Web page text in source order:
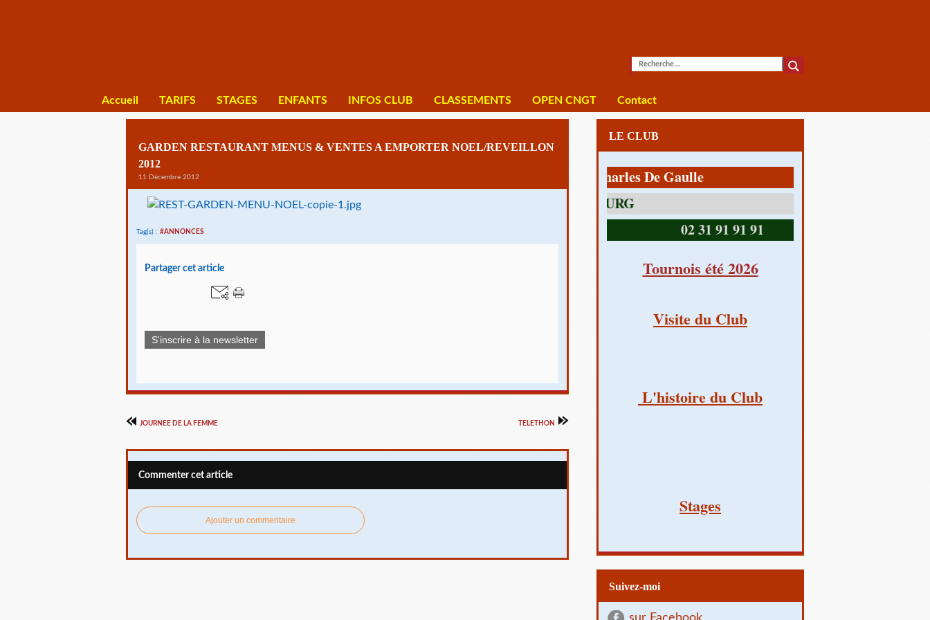
Accueil TARIFS STAGES ENFANTS INFOS CLUB CLASSEMENTS OPEN CNGT Contact
GARDEN RESTAURANT MENUS & VENTES A EMPORTER NOEL/REVEILLON
2012
11 Décembre 2012
Tag(s) : #ANNONCES
Partager cet article
S'inscrire à la newsletter
JOURNEE DE LA FEMME TELETHON
Commenter cet article
Ajouter un commentaire
LE CLUB
1 av Charles De Gaulle
02 31 91 91 91
Tournois été 2026
Visite du Club
L'histoire du Club
Stages
Suivez-moi
sur Facebook